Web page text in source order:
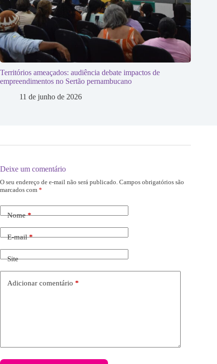
Territórios ameaçados: audiência debate impactos de
empreendimentos no Sertão pernambucano
11 de junho de 2026
Deixe um comentário
O seu endereço de e-mail não será publicado. Campos obrigatórios são
marcados com *
Nome*
E-mail*
Site
Adicionar comentário *